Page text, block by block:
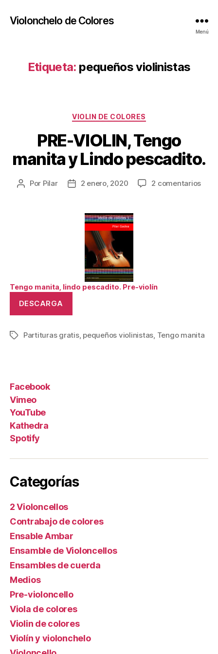
Violonchelo de Colores
Menú
Etiqueta: pequeños violinistas
Categorías
VIOLIN DE COLORES
PRE-VIOLIN, Tengo
manita y Lindo pescadito.
Autor
Por Pilar
Fecha
publicación
2 enero, 2020 2 comentariosen
Tengo manita, lindo pescadito. Pre-violín
DESCARGA
Etiquetas
Partituras gratis, pequeños violinistas Tengo manita
Facebook
Vimeo
YouTube
Kathedra
Spotify
Categorías
2 Violoncellos
Contrabajo de colores
Ensable Ambar
Ensamble de Violoncellos
Ensambles de cuerda
Medios
Pre-violoncello
Viola de colores
Violin de colores
Violín y violonchelo